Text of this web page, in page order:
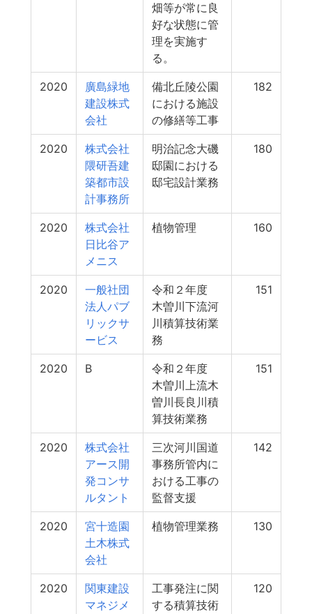
畑等が常に良
好な状態に管
理を実施す
る。
2020
廣島緑地
建設株式
会社
備北丘陵公園
における施設
の修繕等工事
182
2020
株式会社
隈研吾建
築都市設
計事務所
明治記念大磯
邸園における
邸宅設計業務
180
2020
株式会社
日比谷ア
メニス
植物管理 160
2020
一般社団
法人パブ
リックサ
ービス
令和２年度
木曽川下流河
川積算技術業
務
151
2020 B
令和２年度
木曽川上流木
曽川長良川積
算技術業務
151
2020
株式会社
アース開
発コンサ
ルタント
三次河川国道
事務所管内に
おける工事の
監督支援
142
2020
宮十造園
土木株式
会社
植物管理業務 130
2020
関東建設
マネジメ
工事発注に関
する積算技術
120